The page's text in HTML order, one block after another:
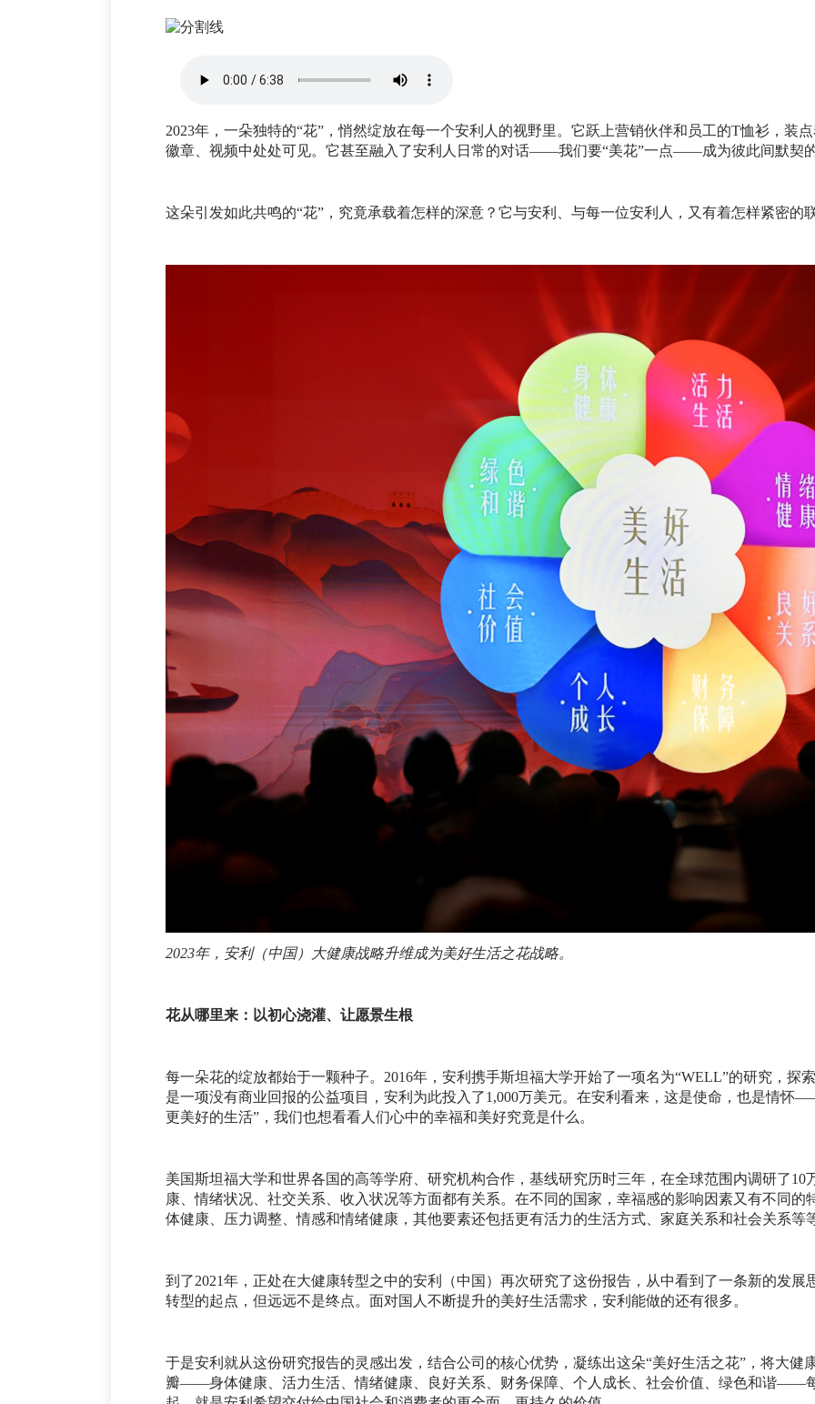
2023年，一朵独特的“花”，悄然绽放在每一个安利人的视野里。它跃上营销伙伴和员工的T恤衫，装
徽章、视频中处处可见。它甚至融入了安利人日常的对话——我们要“美花”一点——成为彼此间默契
这朵引发如此共鸣的“花”，究竟承载着怎样的深意？它与安利、与每一位安利人，又有着怎样紧密的
2023年，安利（中国）大健康战略升维成为美好生活之花战略。
花从哪里来：以初心浇灌、让愿景生根
每一朵花的绽放都始于一颗种子。2016年，安利携手斯坦福大学开始了一项名为“WELL”的研究，探
是一项没有商业回报的公益项目，安利为此投入了1,000万美元。在安利看来，这是使命，也是情怀
更美好的生活”，我们也想看看人们心中的幸福和美好究竟是什么。
美国斯坦福大学和世界各国的高等学府、研究机构合作，基线研究历时三年，在全球范围内调研了
康、情绪状况、社交关系、收入状况等方面都有关系。在不同的国家，幸福感的影响因素又有不同
体健康、压力调整、情感和情绪健康，其他要素还包括更有活力的生活方式、家庭关系和社会关系等
到了2021年，正处在大健康转型之中的安利（中国）再次研究了这份报告，从中看到了一条新的发展
转型的起点，但远远不是终点。面对国人不断提升的美好生活需求，安利能做的还有很多。
于是安利就从这份研究报告的灵感出发，结合公司的核心优势，凝练出这朵“美好生活之花”，将大健
瓣——身体健康、活力生活、情绪健康、良好关系、财务保障、个人成长、社会价值、绿色和谐——